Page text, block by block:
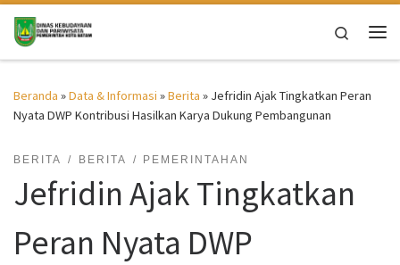
Skip to content
Search
Beranda »Data & Informasi »Berita » Jefridin Ajak Tingkatkan Peran
Nyata DWP Kontribusi Hasilkan Karya Dukung Pembangunan
BERITA BERITA PEMERINTAHAN
Jefridin Ajak Tingkatkan
Peran Nyata DWP